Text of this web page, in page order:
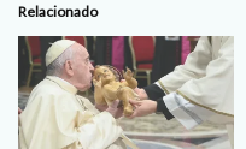
Relacionado